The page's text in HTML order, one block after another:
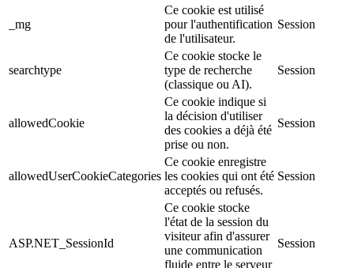
_mg
Ce cookie est utilisé
pour l'authentification
de l'utilisateur.
Session
searchtype
Ce cookie stocke le
type de recherche
(classique ou AI).
Session
allowedCookie
Ce cookie indique si
la décision d'utiliser
des cookies a déjà été
prise ou non.
Session
allowedUserCookieCategories
Ce cookie enregistre
les cookies qui ont été
acceptés ou refusés.
Session
ASP.NET_SessionId
Ce cookie stocke
l'état de la session du
visiteur afin d'assurer
une communication
fluide entre le serveur
Session